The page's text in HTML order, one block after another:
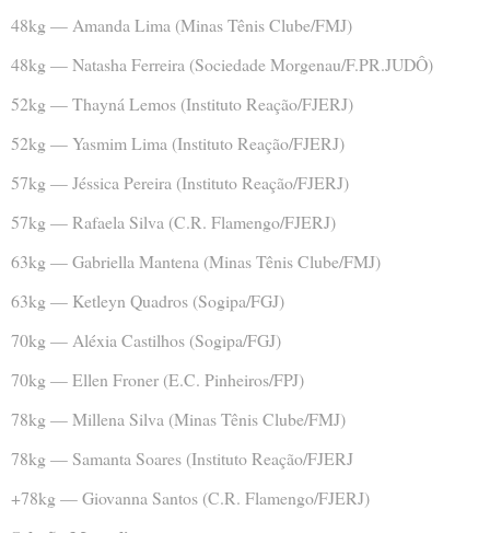
48kg — Amanda Lima (Minas Tênis Clube/FMJ)
48kg — Natasha Ferreira (Sociedade Morgenau/F.PR.JUDÔ)
52kg — Thayná Lemos (Instituto Reação/FJERJ)
52kg — Yasmim Lima (Instituto Reação/FJERJ)
57kg — Jéssica Pereira (Instituto Reação/FJERJ)
57kg — Rafaela Silva (C.R. Flamengo/FJERJ)
63kg — Gabriella Mantena (Minas Tênis Clube/FMJ)
63kg — Ketleyn Quadros (Sogipa/FGJ)
70kg — Aléxia Castilhos (Sogipa/FGJ)
70kg — Ellen Froner (E.C. Pinheiros/FPJ)
78kg — Millena Silva (Minas Tênis Clube/FMJ)
78kg — Samanta Soares (Instituto Reação/FJERJ
+78kg — Giovanna Santos (C.R. Flamengo/FJERJ)